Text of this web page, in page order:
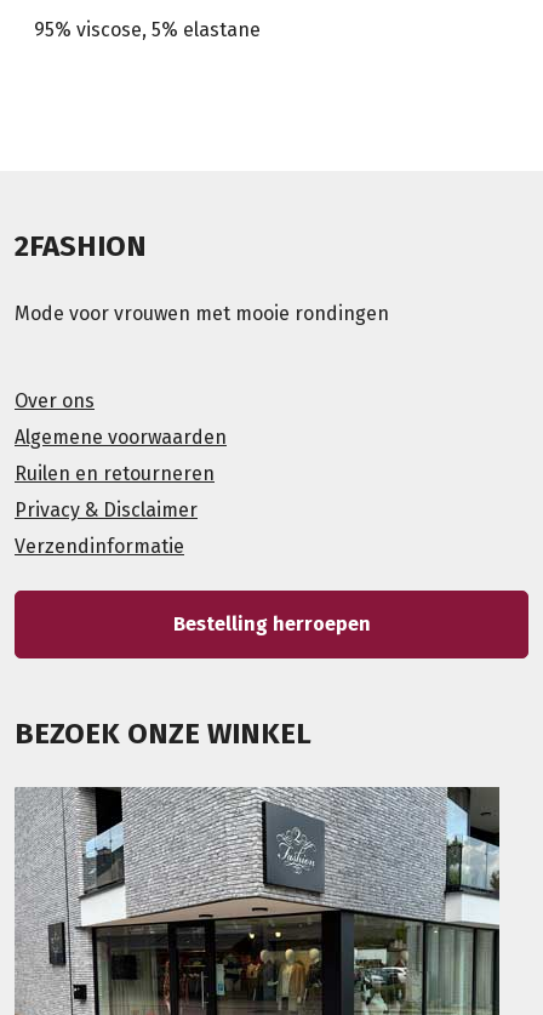
95% viscose, 5% elastane
2FASHION
Mode voor vrouwen met mooie rondingen
Over ons
Algemene voorwaarden
Ruilen en retourneren
Privacy & Disclaimer
Verzendinformatie
Bestelling herroepen
BEZOEK ONZE WINKEL